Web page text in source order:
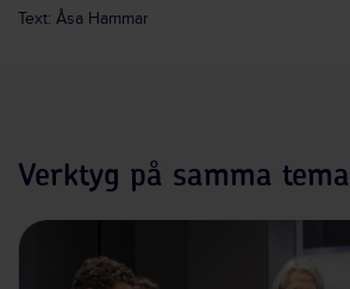
Text: Åsa Hammar
Verktyg på samma tema